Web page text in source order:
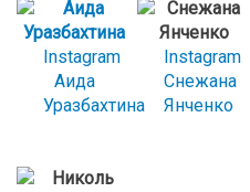
Instagram
Аида
Уразбахтина
Instagram
Снежана
Янченко